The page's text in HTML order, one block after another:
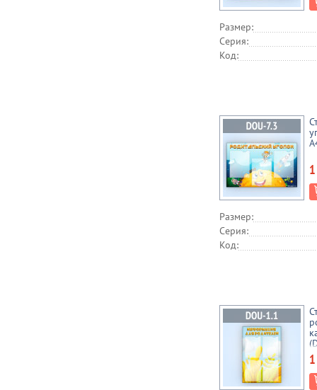
Размер:
Серия:
Код:
Размер:
Серия:
Код: